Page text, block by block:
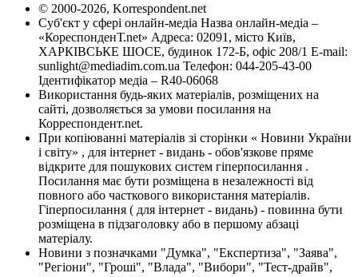
© 2000-2026, Korrespondent.net
Суб'єкт у сфері онлайн-медіа Назва онлайн-медіа –
«КореспонденТ.net» Адреса: 02091, місто Київ,
ХАРКІВСЬКЕ ШОСЕ, будинок 172-Б, офіс 208/1 E-mail:
sunlight@mediadim.com.ua Телефон: 044-205-43-00
Ідентифікатор медіа – R40-06068
Використання будь-яких матеріалів, розміщених на
сайті, дозволяється за умови посилання на
Корреспондент.net.
При копіюванні матеріалів зі сторінки « Новини України
і світу» , для інтернет - видань - обов'язкове пряме
відкрите для пошукових систем гіперпосилання .
Посилання має бути розміщена в незалежності від
повного або часткового використання матеріалів.
Гіперпосилання ( для інтернет - видань) - повинна бути
розміщена в підзаголовку або в першому абзаці
матеріалу.
Новини з позначками "Думка", "Експертиза", "Заява",
"Регіони", "Гроші", "Влада", "Вибори", "Тест-драйв",